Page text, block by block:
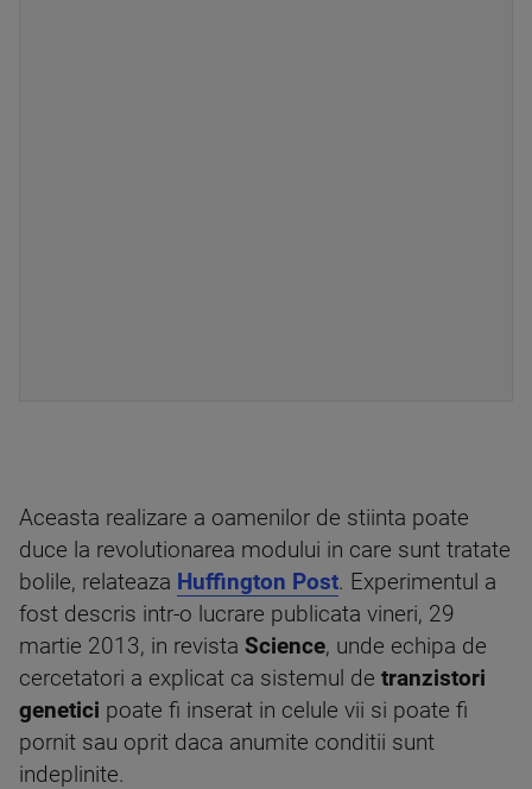
Aceasta realizare a oamenilor de stiinta poate
duce la revolutionarea modului in care sunt tratate
bolile, relateaza Huffington Post. Experimentul a
fost descris intr-o lucrare publicata vineri, 29
martie 2013, in revista Science, unde echipa de
cercetatori a explicat ca sistemul de tranzistori
genetici poate fi inserat in celule vii si poate fi
pornit sau oprit daca anumite conditii sunt
indeplinite.